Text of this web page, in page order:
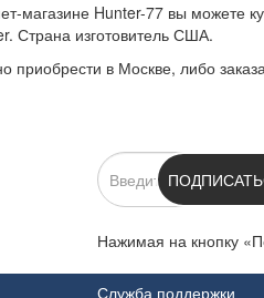
магазине Hunter-77 вы можете
Страна изготовитель США.
приобрести в Москве, либо
Нажимая на кнопку
Служба поддержки